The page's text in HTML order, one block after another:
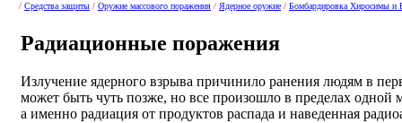
/ Средства защиты / Оружие массового поражения / Ядерное оружие / Бомбардировка Хиросимы и
Радиационные поражения
Излучение ядерного взрыва причинило ранения людям в
может быть чуть позже, но все произошло в пределах
а именно радиация от продуктов распада и наведенная